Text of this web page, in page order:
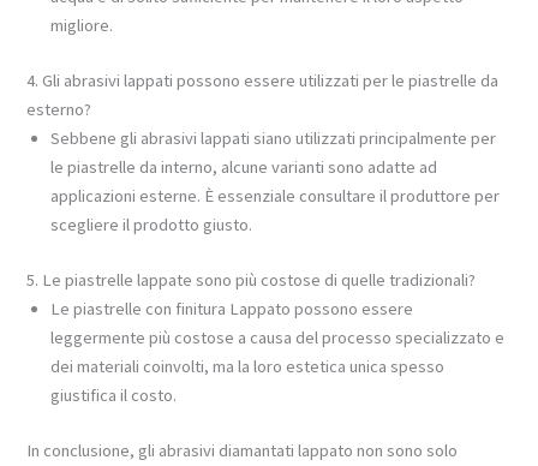
migliore.
4. Gli abrasivi lappati possono essere utilizzati per le piastrelle da
esterno?
Sebbene gli abrasivi lappati siano utilizzati principalmente per
le piastrelle da interno, alcune varianti sono adatte ad
applicazioni esterne. È essenziale consultare il produttore per
scegliere il prodotto giusto.
5. Le piastrelle lappate sono più costose di quelle tradizionali?
Le piastrelle con finitura Lappato possono essere
leggermente più costose a causa del processo specializzato e
dei materiali coinvolti, ma la loro estetica unica spesso
giustifica il costo.
In conclusione, gli abrasivi diamantati lappato non sono solo